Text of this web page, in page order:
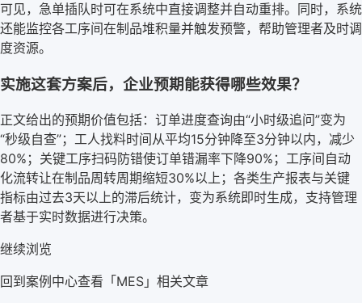
可见，急单插队时可在系统中直接调整并自动重排。同时，系统
还能监控各工序间在制品堆积量并触发预警，帮助管理者及时调
度资源。
实施这套方案后，企业预期能获得哪些效果？
正文给出的预期价值包括：订单进度查询由“小时级追问”变为
“秒级自查”；工人找料时间从平均15分钟降至3分钟以内，减少
80%；关键工序扫码防错使订单错漏率下降90%；工序间自动
化流转让在制品周转周期缩短30%以上；各类生产报表与关键
指标由过去3天以上的滞后统计，变为系统即时生成，支持管理
者基于实时数据进行决策。
继续浏览
回到案例中心查看「MES 」相关文章